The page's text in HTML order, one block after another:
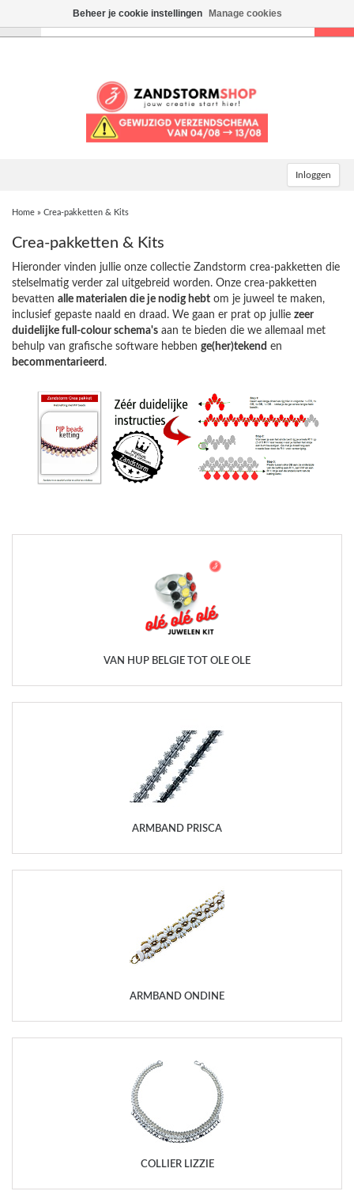
Inloggen
Home » Crea-pakketten & Kits
Crea-pakketten & Kits
Hieronder vinden jullie onze collectie Zandstorm crea-pakketten die
stelselmatig verder zal uitgebreid worden. Onze crea-pakketten
bevatten alle materialen die je nodig hebt om je juweel te maken,
inclusief gepaste naald en draad. We gaan er prat op jullie zeer
duidelijke full-colour schema's aan te bieden die we allemaal met
behulp van grafische software hebben ge(her)tekend en
becommentarieerd .
VAN HUP BELGIË TOT OLÉ OLÉ
ARMBAND PRISCA
ARMBAND ONDINE
COLLIER LIZZIE
Beheer je cookie instellingen Manage cookies